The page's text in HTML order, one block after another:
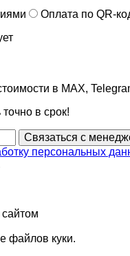
Оплата по QR-
в MAX,
в срок!
Связаться с
персональных
файлов куки.